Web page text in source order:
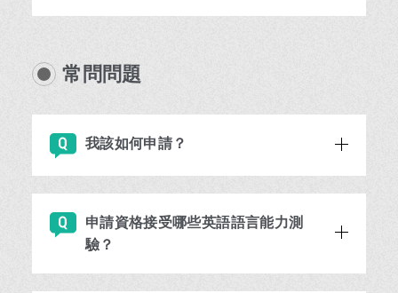
常問問題
我該如何申請？
申請資格接受哪些英語語言能力測
驗？